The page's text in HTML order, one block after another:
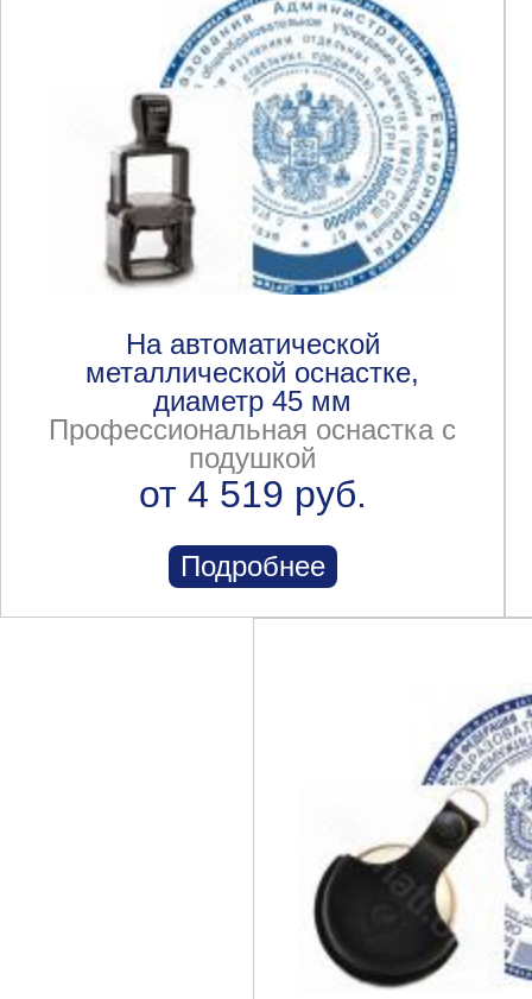
На автоматической
металлической оснастке,
диаметр 45 мм
Профессиональная оснастка с
подушкой
от 4 519 руб.
Подробнее